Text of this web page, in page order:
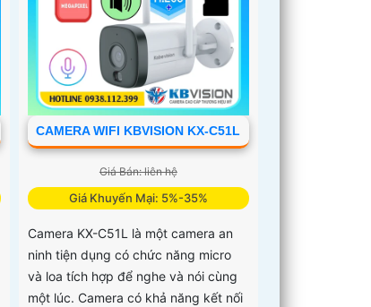
CAMERA WIFI KBVISION KX-C51L
Giá Bán: liên hệ
Giá Khuyến Mại: 5%-35%
Camera KX-C51L là một camera an
ninh tiện dụng có chức năng micro
và loa tích hợp để nghe và nói cùng
một lúc. Camera có khả năng kết nối